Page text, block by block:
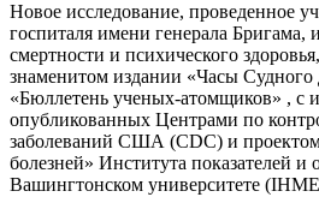
Новое исследование, проведенное
госпиталя имени генерала Бригама,
смертности и психического
знаменитом издании «Часы Судного
«Бюллетень ученых-атомщиков» , с
опубликованных Центрами по
заболеваний США (CDC) и
болезней» Института показателей и
Вашингтонском университете